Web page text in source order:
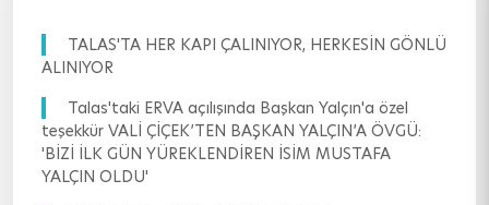
TALAS'TA HER KAPI ÇALINIYOR, HERKESİN GÖNLÜ
ALINIYOR
Talas'taki ERVA açılışında Başkan Yalçın'a özel
teşekkür VALİ ÇİÇEK’TEN BAŞKAN YALÇIN’A ÖVGÜ:
'BİZİ İLK GÜN YÜREKLENDİREN İSİM MUSTAFA
YALÇIN OLDU'